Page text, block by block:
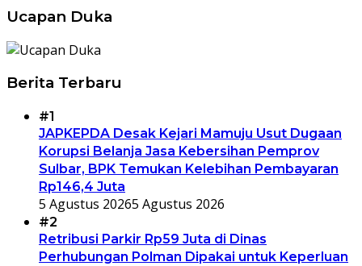
Ucapan Duka
Berita Terbaru
#1
JAPKEPDA Desak Kejari Mamuju Usut Dugaan
Korupsi Belanja Jasa Kebersihan Pemprov
Sulbar, BPK Temukan Kelebihan Pembayaran
Rp146,4 Juta
5 Agustus 20265 Agustus 2026
#2
Retribusi Parkir Rp59 Juta di Dinas
Perhubungan Polman Dipakai untuk Keperluan